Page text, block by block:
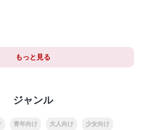
もっと見る
ジャンル
青年向け 大人向け 少女向け